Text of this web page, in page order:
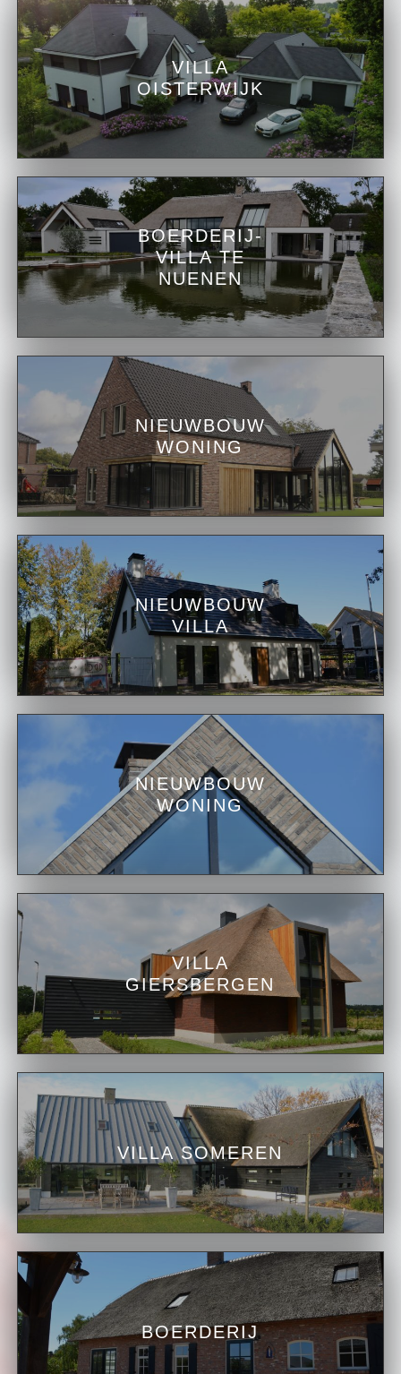
VILLA
OISTERWIJK
BOERDERIJ-
VILLA TE
NUENEN
NIEUWBOUW
WONING
NIEUWBOUW
VILLA
NIEUWBOUW
WONING
VILLA
GIERSBERGEN
VILLA SOMEREN
BOERDERIJ